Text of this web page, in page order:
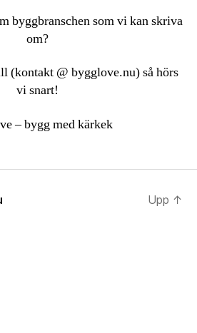
byggbranschen som vi kan skriva
om?
(kontakt @ bygglove.nu) så hörs
vi snart!
– bygg med kärkek
Upp ↑